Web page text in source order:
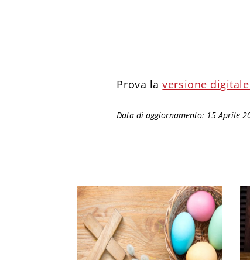
Prova laversione digitale
Data di aggiornamento: 15 Aprile